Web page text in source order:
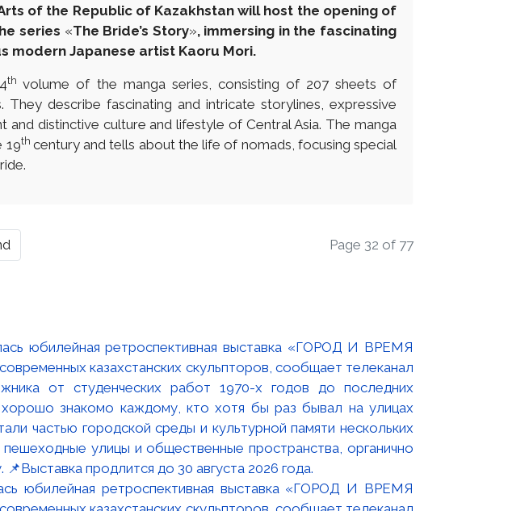
of the Republic of Kazakhstan will host the opening of
series «The Bride’s Story», immersing in the fascinating
modern Japanese artist Kaoru Mori.
thvolume of the manga series, consisting of 207 sheets of
They describe fascinating and intricate storylines, expressive
and distinctive culture and lifestyle of Central Asia. The manga
19th century and tells about the life of nomads, focusing special
Page 32 of 77
юбилейная ретроспективная выставка «ГОРОД И ВРЕМЯ